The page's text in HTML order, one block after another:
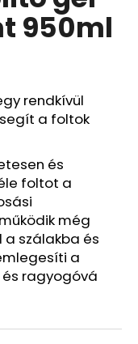
950ml
rendkívül
a foltok
és
foltot a
még
a szálakba és
a
ragyogóvá